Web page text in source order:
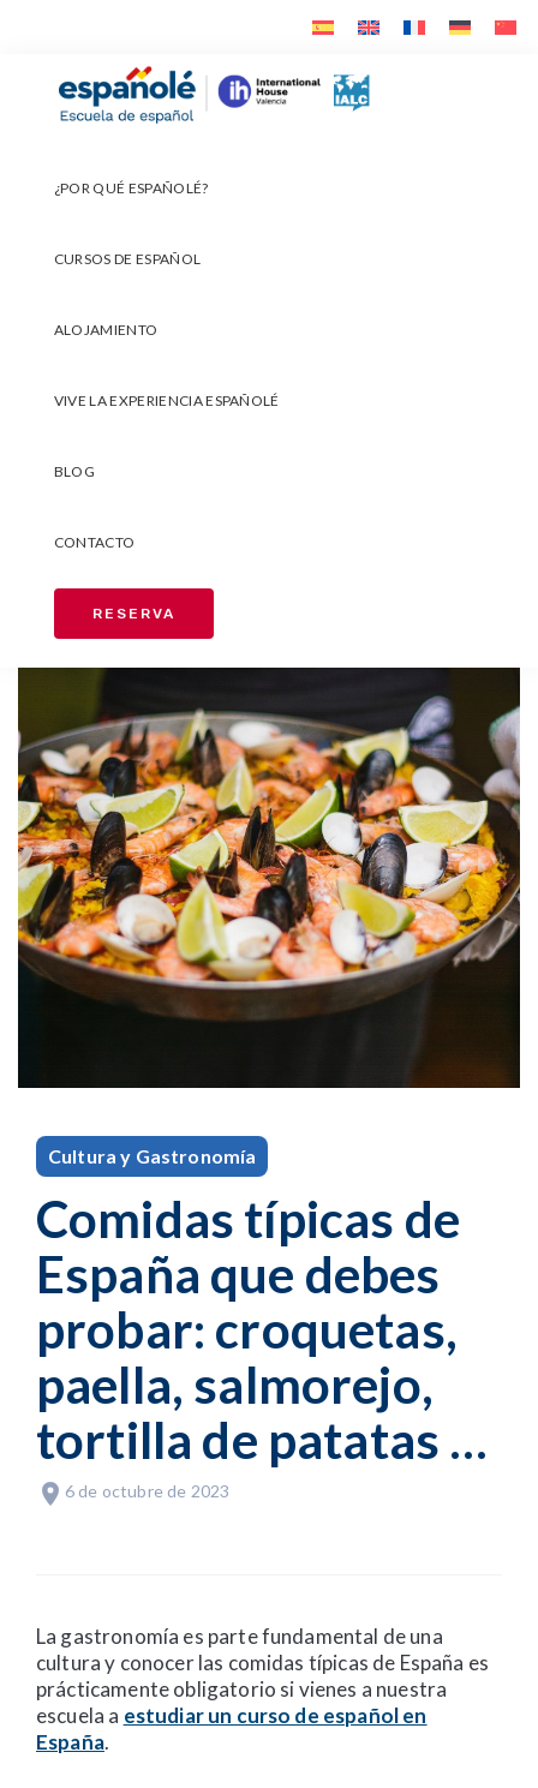
navegación
contenido
¿POR QUÉ ESPAÑOLÉ?
CURSOS DE ESPAÑOL
ALOJAMIENTO
VIVE LA EXPERIENCIA ESPAÑOLÉ
BLOG
CONTACTO
RESERVA
Cultura y Gastronomía
Comidas típicas de
España que debes
probar: croquetas,
paella, salmorejo,
tortilla de patatas …
6 de octubre de 2023
La gastronomía es parte fundamental de una
cultura y conocer las comidas típicas de España es
prácticamente obligatorio si vienes a nuestra
escuela a estudiar un curso de español en
España.